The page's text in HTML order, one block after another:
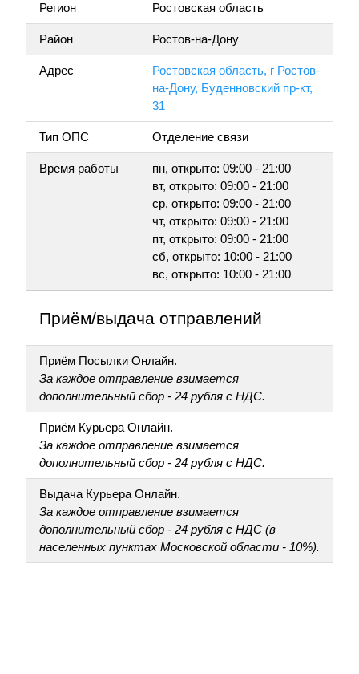
Регион Ростовская область
Район Ростов-на-Дону
Адрес
Ростовская область, г Ростов-
на-Дону, Буденновский пр-кт,
31
Тип ОПС Отделение связи
Время работы
пн, открыто: 09:00 - 21:00
вт, открыто: 09:00 - 21:00
ср, открыто: 09:00 - 21:00
чт, открыто: 09:00 - 21:00
пт, открыто: 09:00 - 21:00
сб, открыто: 10:00 - 21:00
вс, открыто: 10:00 - 21:00
Приём/выдача отправлений
Приём Посылки Онлайн.
За каждое отправление взимается
дополнительный сбор - 24 рубля с НДС.
Приём Курьера Онлайн.
За каждое отправление взимается
дополнительный сбор - 24 рубля с НДС.
Выдача Курьера Онлайн.
За каждое отправление взимается
дополнительный сбор - 24 рубля с НДС (в
населенных пунктах Московской области - 10%).